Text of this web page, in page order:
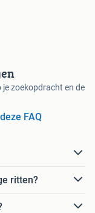
zoekopdracht en de
FAQ
ritten?